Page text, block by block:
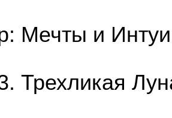
Мечты и
Трехликая